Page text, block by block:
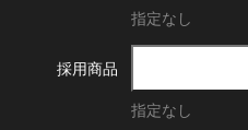
指定なし
採用商品
指定なし